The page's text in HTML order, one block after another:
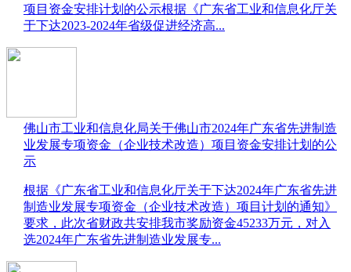
项目资金安排计划的公示根据《广东省工业和信息化厅关
于下达2023-2024年省级促进经济高...
佛山市工业和信息化局关于佛山市2024年广东省先进制造
业发展专项资金（企业技术改造）项目资金安排计划的公
示
​根据《广东省工业和信息化厅关于下达2024年广东省先进
制造业发展专项资金（企业技术改造）项目计划的通知》
要求，此次省财政共安排我市奖励资金45233万元，对入
选2024年广东省先进制造业发展专...